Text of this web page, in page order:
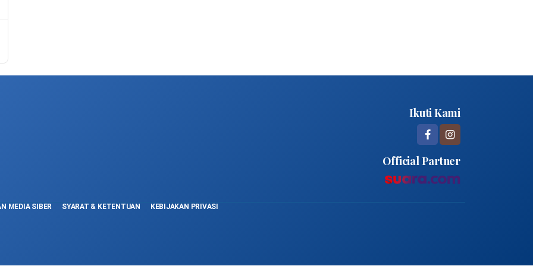
Ikuti Kami
Official Partner
MEDIA SIBER SYARAT & KETENTUAN KEBIJAKAN PRIVASI